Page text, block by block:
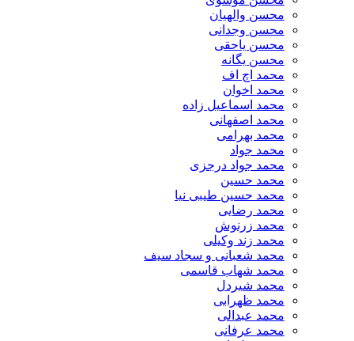
محسن والهیان
محسن وجدانی
محسن یاحقی
محسن یگانه
محمد اچ اف
محمد اخوان
محمد اسماعیل زاده
محمد اصفهانی
محمد بهرامی
محمد جواد
محمد جواد درجزی
محمد حسین
محمد حسین طیبی نیا
محمد رضایی
محمد زرنوش
محمد زند وکیلی
محمد شعبانی و سجاد سیف
محمد شهاب قاسمی
​محمد شیردل
محمد ظهرابی
محمد عبدالی
محمد عرفانی